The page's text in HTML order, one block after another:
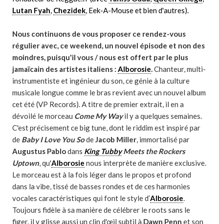
Lutan Fyah, Chezidek, Eek-A-Mouse et bien d'autres).
Nous continuons de vous proposer ce rendez-vous
régulier avec, ce weekend, un nouvel épisode et non des
moindres, puisqu'il vous / nous est offert par le plus
jamaïcain des artistes italiens : Alborosie.Chanteur, multi-
instrumentiste et ingénieur du son, ce génie à la culture
musicale longue comme le bras revient avec un nouvel album
cet été (VP Records). A titre de premier extrait, il en a
dévoilé le morceau Come My Wayil y a quelques semaines.
C'est précisement ce big tune, dont le riddim est inspiré par
de Baby I Love You SodeJacob Miller, immortalisé par
Augustus Pablodans King TubbyMeets the Rockers
Uptown, qu'Alborosie nous interprète de manière exclusive.
Le morceau est à la fois léger dans le propos et profond
dans la vibe, tissé de basses rondes et de ces harmonies
vocales caractéristiques qui font le style d’Alborosie.
Toujours fidèle à sa manière de célébrer le roots sans le
figer, il y glisse aussi un clin d'œil subtil à Dawn Penn et son